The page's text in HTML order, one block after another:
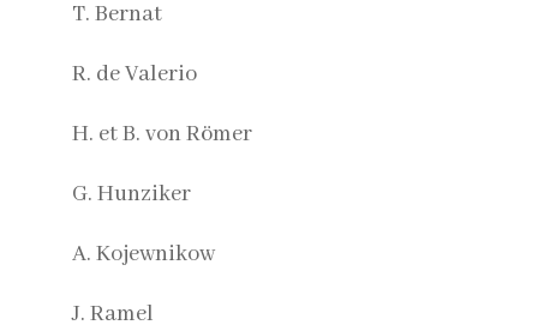
T. Bernat
R. de Valerio
H. et B. von Römer
G. Hunziker
A. Kojewnikow
J. Ramel